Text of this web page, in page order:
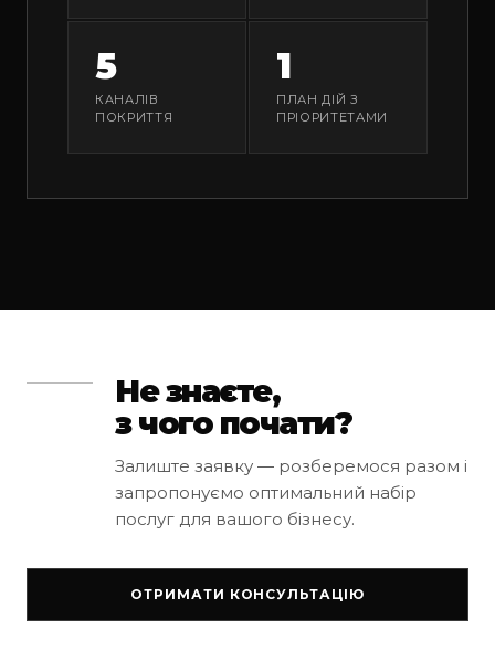
5
КАНАЛІВ
ПОКРИТТЯ
1
ПЛАН ДІЙ З
ПРІОРИТЕТАМИ
Не знаєте,
з чого почати?
Залиште заявку — розберемося разом і
запропонуємо оптимальний набір
послуг для вашого бізнесу.
ОТРИМАТИ КОНСУЛЬТАЦІЮ